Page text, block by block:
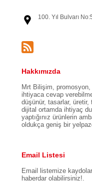
100. Yıl Bulvarı
Hakkımızda
Mrt Bilişim, promosyon,
ihtiyaca cevap
düşünür, tasarlar, üretir,
dijital ortamda ihtiyaç
yaptığınız ürünlerin
oldukça geniş bir
Email Listesi
Email listemize
haberdar olabilirsiniz!.